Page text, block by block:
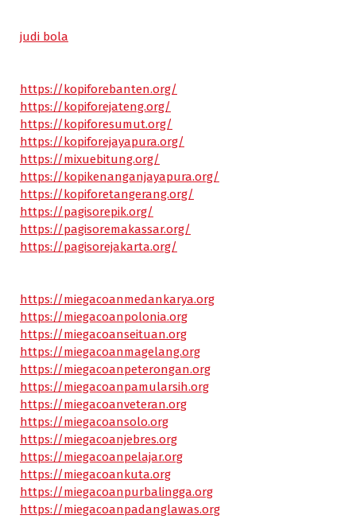
judi bola
https://kopiforebanten.org/
https://kopiforejateng.org/
https://kopiforesumut.org/
https://kopiforejayapura.org/
https://mixuebitung.org/
https://kopikenanganjayapura.org/
https://kopiforetangerang.org/
https://pagisorepik.org/
https://pagisoremakassar.org/
https://pagisorejakarta.org/
https://miegacoanmedankarya.org
https://miegacoanpolonia.org
https://miegacoanseituan.org
https://miegacoanmagelang.org
https://miegacoanpeterongan.org
https://miegacoanpamularsih.org
https://miegacoanveteran.org
https://miegacoansolo.org
https://miegacoanjebres.org
https://miegacoanpelajar.org
https://miegacoankuta.org
https://miegacoanpurbalingga.org
https://miegacoanpadanglawas.org